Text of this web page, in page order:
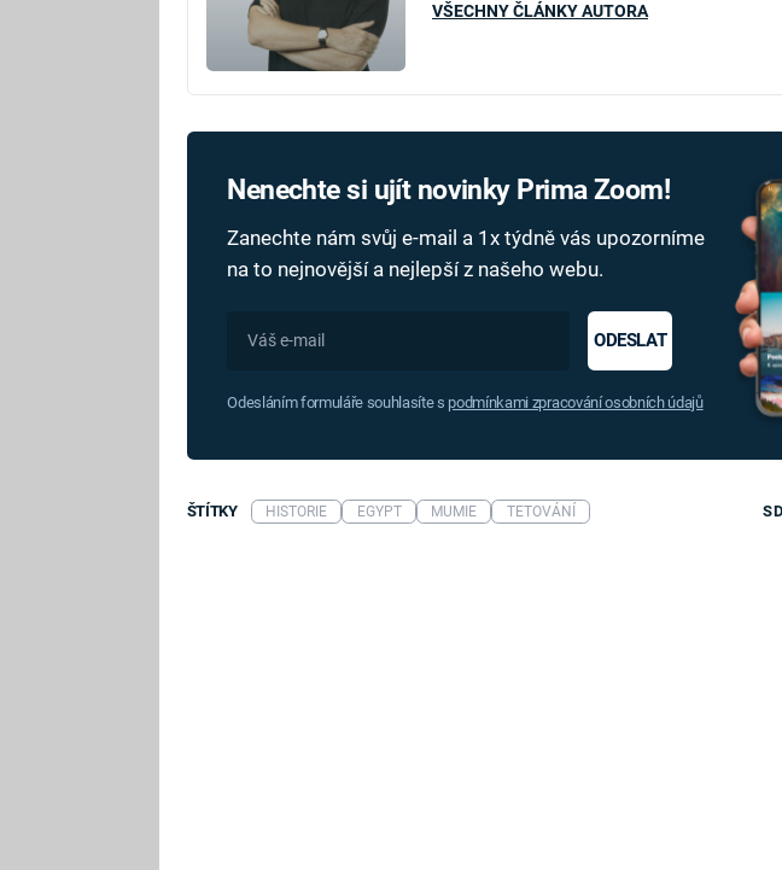
VŠECHNY ČLÁNKY AUTORA
Nenechte si ujít novinky Prima Zoom!
Zanechte nám svůj e-mail a 1x týdně vás upozorníme
na to nejnovější a nejlepší z našeho webu.
ODESLAT
Odesláním formuláře souhlasíte s podmínkami zpracování osobních údajů
ŠTÍTKY HISTORIE EGYPT MUMIE TETOVÁNÍ